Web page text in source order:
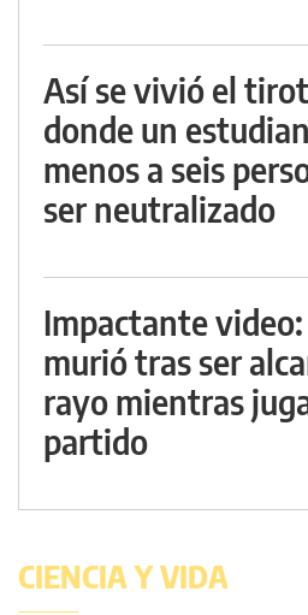
Así se vivió el
donde un
menos a seis
ser neutralizado
Impactante
murió tras ser
rayo mientras
partido
CIENCIA Y VIDA